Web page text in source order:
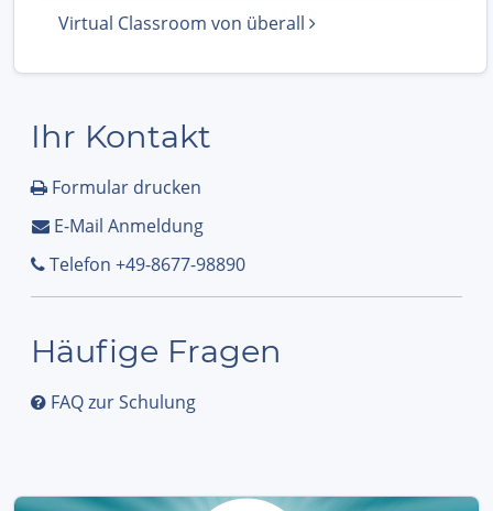
Virtual Classroom von überall
Ihr Kontakt
Formular drucken
E-Mail Anmeldung
Telefon +49-8677-98890
Häufige Fragen
FAQ zur Schulung